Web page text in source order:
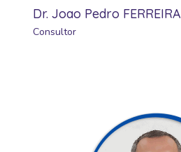
Dr. Joao Pedro FERREIRA
Consultor